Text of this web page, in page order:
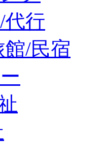
代行
/民宿